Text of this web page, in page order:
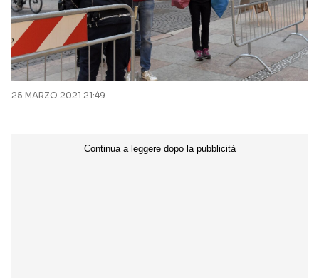
25 MARZO 2021 21:49